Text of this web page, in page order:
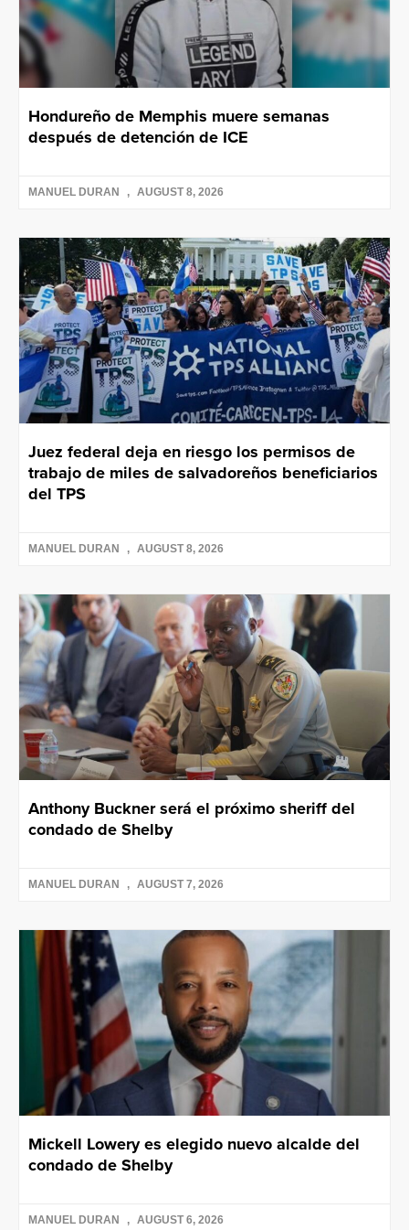
Hondureño de Memphis muere semanas
después de detención de ICE
MANUEL DURAN AUGUST 8, 2026
Juez federal deja en riesgo los permisos de
trabajo de miles de salvadoreños beneficiarios
del TPS
MANUEL DURAN AUGUST 8, 2026
Anthony Buckner será el próximo sheriff del
condado de Shelby
MANUEL DURAN AUGUST 7, 2026
Mickell Lowery es elegido nuevo alcalde del
condado de Shelby
MANUEL DURAN AUGUST 6, 2026